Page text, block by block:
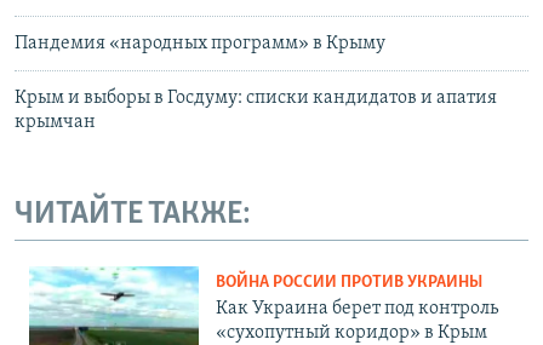
Пандемия «народных программ» в Крыму
Крым и выборы в Госдуму: списки кандидатов и апатия
крымчан
ЧИТАЙТЕ ТАКЖЕ:
ВОЙНА РОССИИ ПРОТИВ УКРАИНЫ
Как Украина берет под контроль
«сухопутный коридор» в Крым